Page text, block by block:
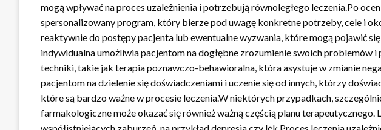
mogą wpływać na proces uzależnienia i potrzebują równoległego leczenia.Po
spersonalizowany program, który bierze pod uwagę konkretne potrzeby, cele i
reaktywnie do postępy pacjenta lub ewentualne wyzwania, które mogą pojawić
indywidualna umożliwia pacjentom na dogłębne zrozumienie swoich problemów
techniki, takie jak terapia poznawczo-behawioralna, która asystuje w zmianie
pacjentom na dzielenie się doświadczeniami i uczenie się od innych, którzy
które są bardzo ważne w procesie leczenia.W niektórych przypadkach,
farmakologiczne może okazać się również ważną częścią planu